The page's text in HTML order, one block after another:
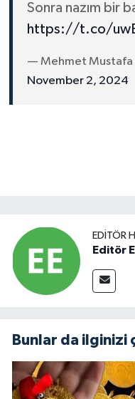
Sonra nazım bir
https://t.co/
— Mehmet Mustafa
November 2, 2024
EDITÖR
Editör
Bunlar da ilginizi